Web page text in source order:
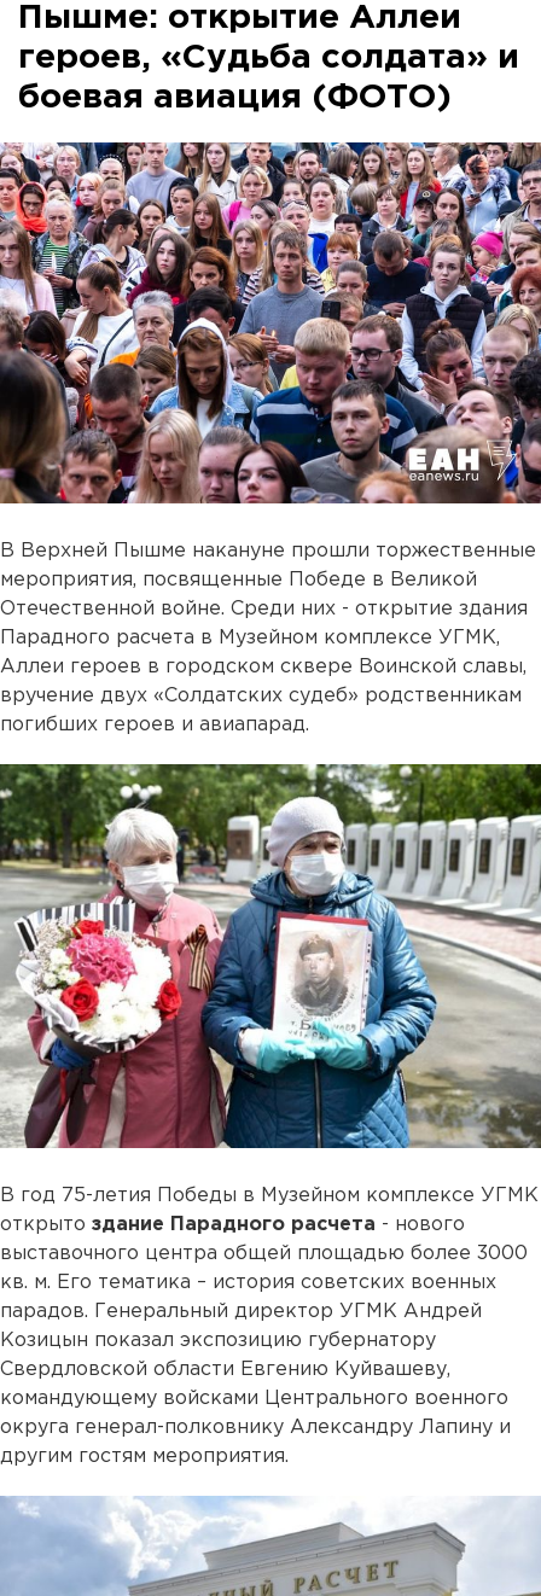
Пышме: открытие Аллеи
героев, «Судьба солдата» и
боевая авиация (ФОТО)
В Верхней Пышме накануне прошли торжественные
мероприятия, посвященные Победе в Великой
Отечественной войне. Среди них - открытие здания
Парадного расчета в Музейном комплексе УГМК,
Аллеи героев в городском сквере Воинской славы,
вручение двух «Солдатских судеб» родственникам
погибших героев и авиапарад.
В год 75-летия Победы в Музейном комплексе УГМК
открыто здание Парадного расчета - нового
выставочного центра общей площадью более 3000
кв. м. Его тематика – история советских военных
парадов. Генеральный директор УГМК Андрей
Козицын показал экспозицию губернатору
Свердловской области Евгению Куйвашеву,
командующему войсками Центрального военного
округа генерал-полковнику Александру Лапину и
другим гостям мероприятия.